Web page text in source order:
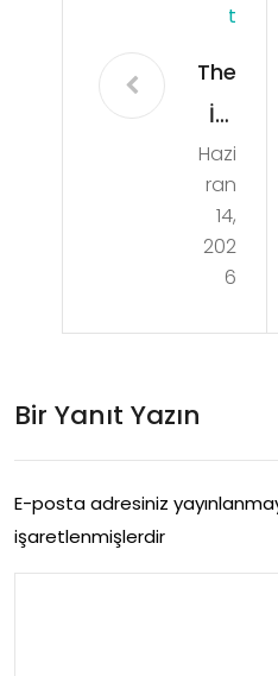
T
The
İm
por
tan
ce
Of
Pre
İn
San
Hazi
ran
14,
202
6
Bir Yanıt Yazın
E-posta adresiniz
işaretlenmişlerdir